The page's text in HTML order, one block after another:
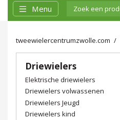
Menu
tweewielercentrumzwolle.com
Driewielers
Elektrische driewielers
Driewielers volwassenen
Driewielers Jeugd
Driewielers kind